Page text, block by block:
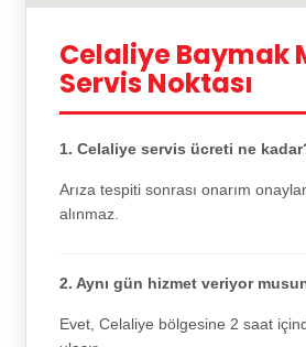
Celaliye Baymak
Servis Noktası
1. Celaliye servis ücreti ne
Arıza tespiti sonrası onarım
alınmaz.
2. Aynı gün hizmet veriyor
Evet, Celaliye bölgesine 2 saat